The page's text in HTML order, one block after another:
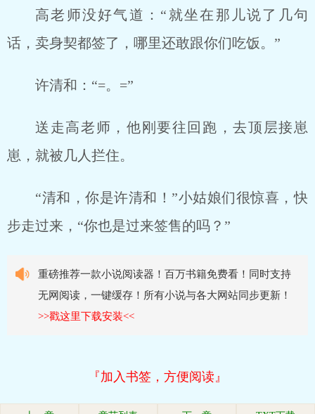
高老师没好气道：“就坐在那儿说了几句
话，卖身契都签了，哪里还敢跟你们吃饭。”
许清和：“=。=”
送走高老师，他刚要往回跑，去顶层接崽
崽，就被几人拦住。
“清和，你是许清和！”小姑娘们很惊喜，快
步走过来，“你也是过来签售的吗？”
重磅推荐一款小说阅读器！百万书籍免费看！同时支持
无网阅读，一键缓存！所有小说与各大网站同步更新！
>>戳这里下载安装<<
『加入书签，方便阅读』